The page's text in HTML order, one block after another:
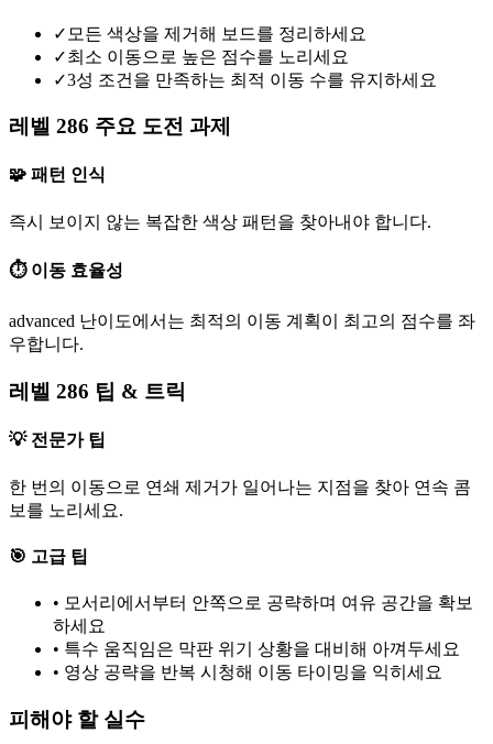
✓ 모든 색상을 제거해 보드를 정리하세요
✓최소 이동으로 높은 점수를 노리세요
✓3성 조건을 만족하는 최적 이동 수를 유지하세요
레벨 286 주요 도전 과제
🧩 패턴 인식
즉시 보이지 않는 복잡한 색상 패턴을 찾아내야 합니다.
⏱️ 이동 효율성
advanced 난이도에서는 최적의 이동 계획이 최고의 점수를 좌
우합니다.
레벨 286 팁 & 트릭
💡 전문가 팁
한 번의 이동으로 연쇄 제거가 일어나는 지점을 찾아 연속 콤
보를 노리세요.
🎯 고급 팁
• 모서리에서부터 안쪽으로 공략하며 여유 공간을 확보
하세요
• 특수 움직임은 막판 위기 상황을 대비해 아껴두세요
• 영상 공략을 반복 시청해 이동 타이밍을 익히세요
피해야 할 실수